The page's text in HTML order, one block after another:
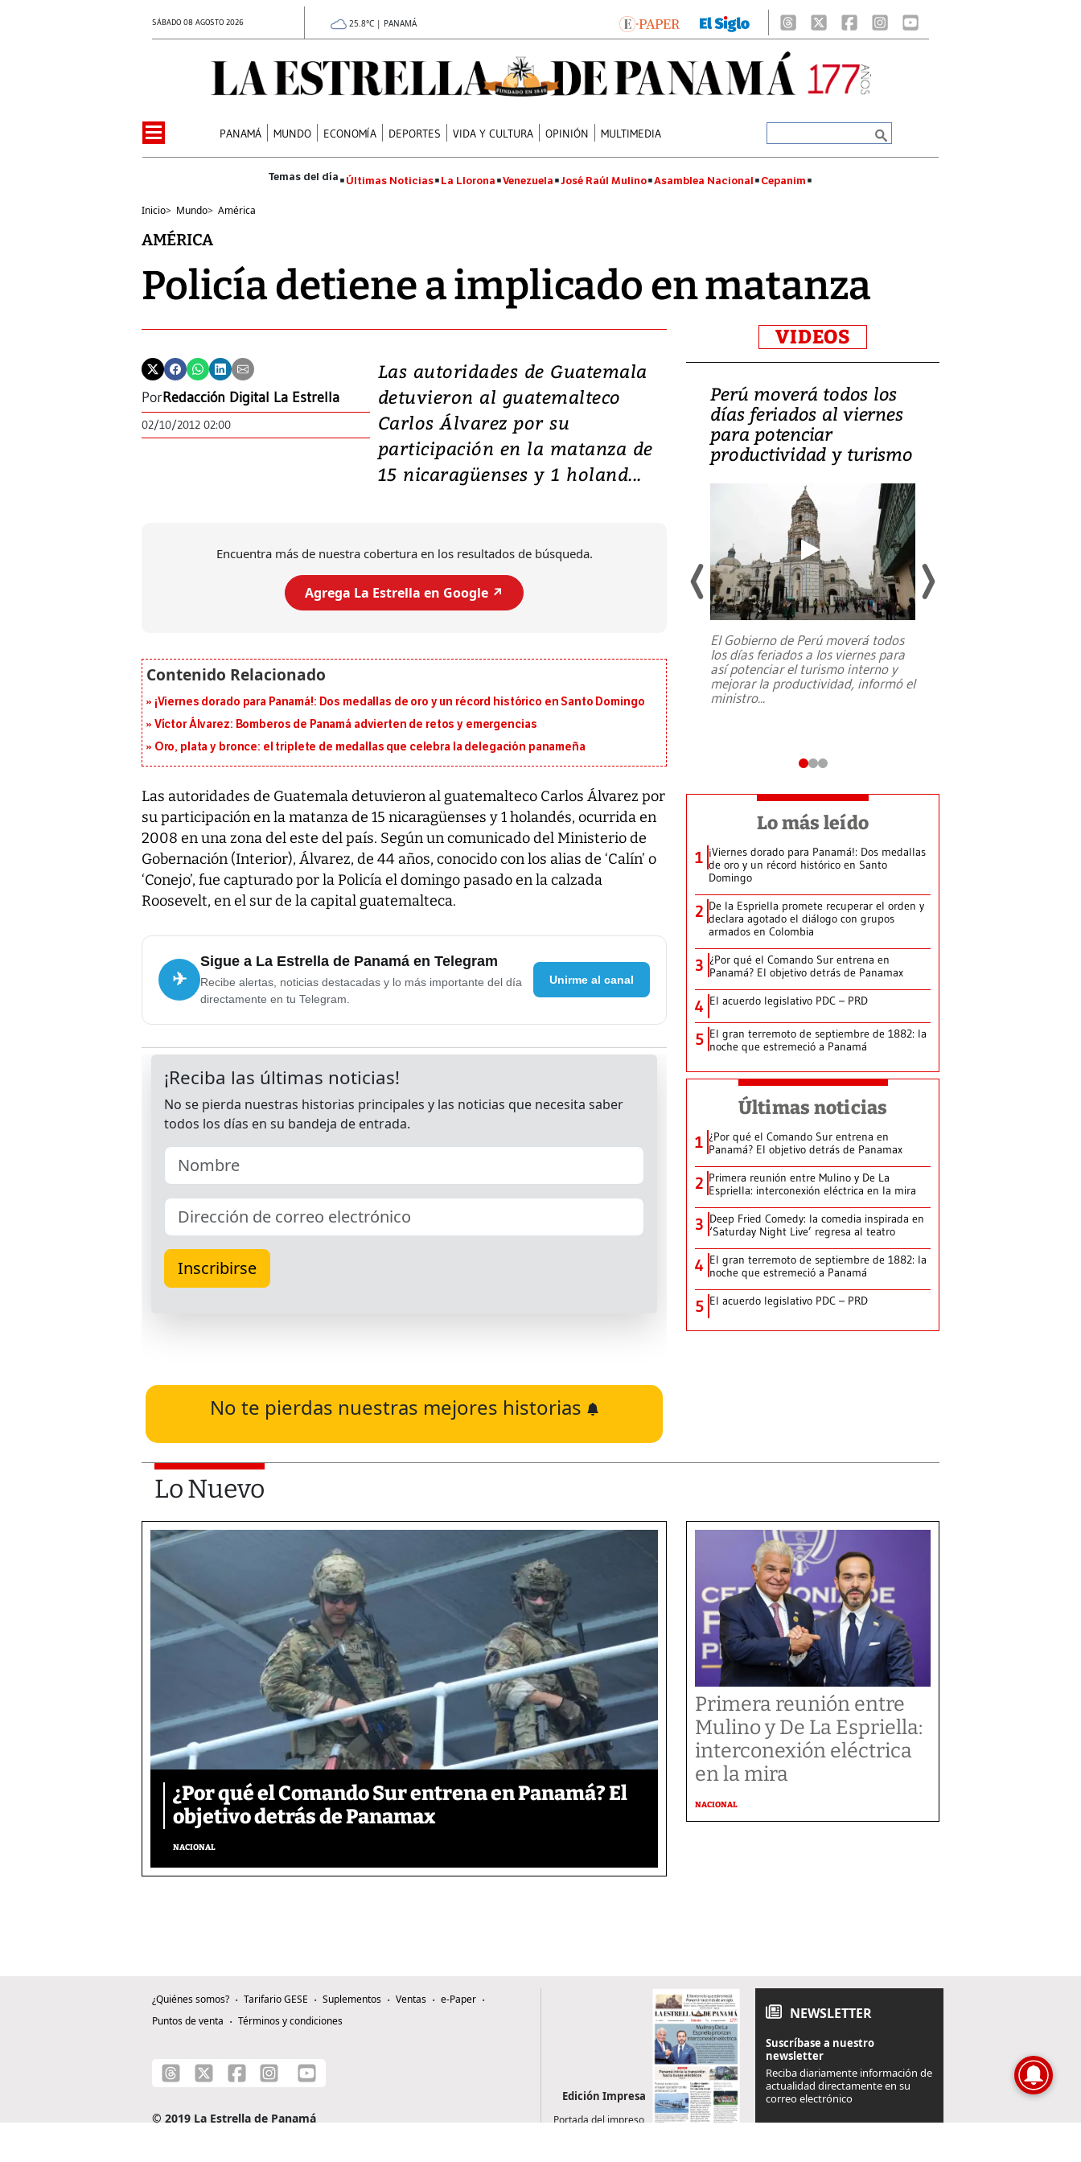
SÁBADO 08 AGOSTO 2026 25.8°C | PANAMÁ
PANAMÁ MUNDO ECONOMÍA DEPORTES VIDA Y CULTURA OPINIÓN MULTIMEDIA
Últimas Noticias La Llorona Venezuela José Raúl Mulino Asamblea Nacional Cepanim
Inicio> Mundo> América
AMÉRICA
Policía detiene a implicado en matanza
PorRedacción Digital La Estrella
02/10/2012 02:00
Las autoridades de Guatemala
detuvieron al guatemalteco
Carlos Álvarez por su
participación en la matanza de
15 nicaragüenses y 1 holand...
Encuentra más de nuestra cobertura en los resultados de búsqueda.
Agrega La Estrella en Google ↗️
¡Viernes dorado para Panamá!: Dos medallas de oro y un récord histórico en Santo Domingo
Víctor Álvarez: Bomberos de Panamá advierten de retos y emergencias
Oro, plata y bronce: el triplete de medallas que celebra la delegación panameña
Las autoridades de Guatemala detuvieron al guatemalteco Carlos Álvarez por
su participación en la matanza de 15 nicaragüenses y 1 holandés, ocurrida en
2008 en una zona del este del país. Según un comunicado del Ministerio de
Gobernación (Interior), Álvarez, de 44 años, conocido con los alias de ‘Calín’ o
‘Conejo’, fue capturado por la Policía el domingo pasado en la calzada
Roosevelt, en el sur de la capital guatemalteca.
✈
Sigue a La Estrella de Panamá en Telegram
Recibe alertas, noticias destacadas y lo más importante del día
directamente en tu Telegram.
Unirme al canal
No te pierdas nuestras mejores historias
VIDEOS
Video: Lula lanza su
candidatura con
promesas de inversión
en defensa, educación y
tierras raras
Entre recuerdos y escuetas
da Silva, oficializó este domingo su
candidatura...
Perú moverá todos los
días feriados al viernes
para potenciar
productividad y turismo
El Gobierno de Perú moverá todos
los días feriados a los viernes para
así potenciar el turismo interno y
mejorar la productividad, informó el
ministro...
Lo más leído
1 ¡Viernes dorado para Panamá!: Dos medallas
de oro y un récord histórico en Santo
Domingo
2 De la Espriella promete recuperar el orden y
declara agotado el diálogo con grupos
armados en Colombia
3 ¿Por qué el Comando Sur entrena en
Panamá? El objetivo detrás de Panamax
4 El acuerdo legislativo PDC – PRD
5 El gran terremoto de septiembre de 1882: la
noche que estremeció a Panamá
Últimas noticias
1 ¿Por qué el Comando Sur entrena en
Panamá? El objetivo detrás de Panamax
2 Primera reunión entre Mulino y De La
Espriella: interconexión eléctrica en la mira
3 Deep Fried Comedy: la comedia inspirada en
‘Saturday Night Live’ regresa al teatro
4 El gran terremoto de septiembre de 1882: la
noche que estremeció a Panamá
5 El acuerdo legislativo PDC – PRD
Lo Nuevo
¿Por qué el Comando Sur entrena en Panamá? El
objetivo detrás de Panamax
NACIONAL
Primera reunión entre
Mulino y De La Espriella:
interconexión eléctrica
en la mira
NACIONAL
¿Quiénes somos? Tarifario GESE Suplementos Ventas
e-Paper
Puntos de venta
Términos y condiciones
© 2019 La Estrella de Panamá
Edición Impresa
Portada del impreso
NEWSLETTER
Suscríbase a nuestro
newsletter
Reciba diariamente información de
actualidad directamente en su
correo electrónico